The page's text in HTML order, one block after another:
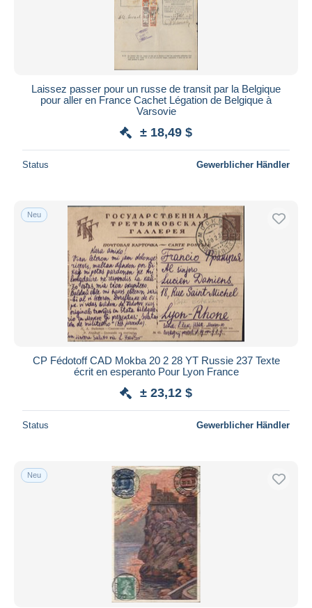
Laissez passer pour un russe de transit par la Belgique
pour aller en France Cachet Légation de Belgique à
Varsovie
± 18,49 $
Status Gewerblicher Händler
Neu
CP Fédotoff CAD Mokba 20 2 28 YT Russie 237 Texte
écrit en esperanto Pour Lyon France
± 23,12 $
Status Gewerblicher Händler
Neu